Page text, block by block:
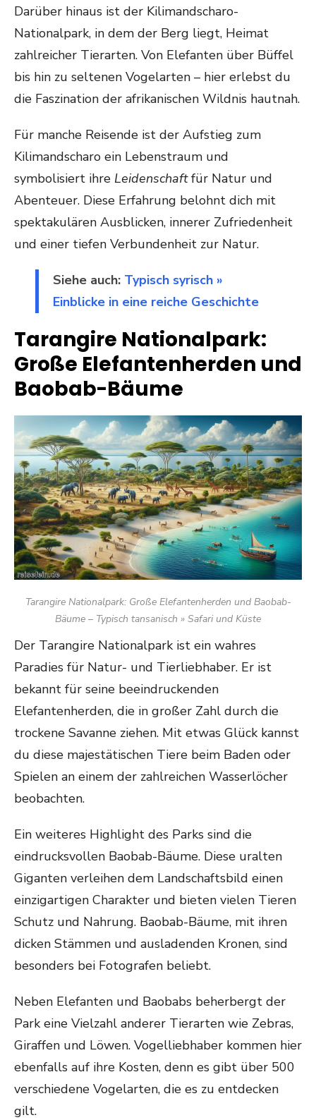
Darüber hinaus ist der Kilimandscharo-
Nationalpark, in dem der Berg liegt, Heimat
zahlreicher Tierarten. Von Elefanten über Büffel
bis hin zu seltenen Vogelarten – hier erlebst du
die Faszination der afrikanischen Wildnis hautnah.
Für manche Reisende ist der Aufstieg zum
Kilimandscharo ein Lebenstraum und
symbolisiert ihre Leidenschaftfür Natur und
Abenteuer. Diese Erfahrung belohnt dich mit
spektakulären Ausblicken, innerer Zufriedenheit
und einer tiefen Verbundenheit zur Natur.
Siehe auch: Typisch syrisch »
Einblicke in eine reiche Geschichte
Tarangire Nationalpark:
Große Elefantenherden und
Baobab-Bäume
Tarangire Nationalpark: Große Elefantenherden und Baobab-
Bäume – Typisch tansanisch » Safari und Küste
Der Tarangire Nationalpark ist ein wahres
Paradies für Natur- und Tierliebhaber. Er ist
bekannt für seine beeindruckenden
Elefantenherden, die in großer Zahl durch die
trockene Savanne ziehen. Mit etwas Glück kannst
du diese majestätischen Tiere beim Baden oder
Spielen an einem der zahlreichen Wasserlöcher
beobachten.
Ein weiteres Highlight des Parks sind die
eindrucksvollen Baobab-Bäume. Diese uralten
Giganten verleihen dem Landschaftsbild einen
einzigartigen Charakter und bieten vielen Tieren
Schutz und Nahrung. Baobab-Bäume, mit ihren
dicken Stämmen und ausladenden Kronen, sind
besonders bei Fotografen beliebt.
Neben Elefanten und Baobabs beherbergt der
Park eine Vielzahl anderer Tierarten wie Zebras,
Giraffen und Löwen. Vogelliebhaber kommen hier
ebenfalls auf ihre Kosten, denn es gibt über 500
verschiedene Vogelarten, die es zu entdecken
gilt.